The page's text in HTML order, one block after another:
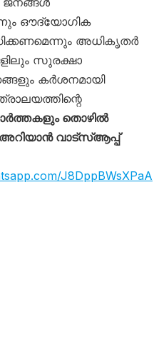
ഔദ്യോഗിക
അധികൃതർ
സുരക്ഷാ
കർശനമായി
തൊഴിൽ
വാട്സ്ആപ്പ്
J8DppBWsXPaA